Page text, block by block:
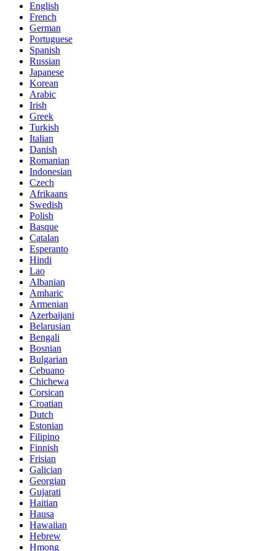
English
French
German
Portuguese
Spanish
Russian
Japanese
Korean
Arabic
Irish
Greek
Turkish
Italian
Danish
Romanian
Indonesian
Czech
Afrikaans
Swedish
Polish
Basque
Catalan
Esperanto
Hindi
Lao
Albanian
Amharic
Armenian
Azerbaijani
Belarusian
Bengali
Bosnian
Bulgarian
Cebuano
Chichewa
Corsican
Croatian
Dutch
Estonian
Filipino
Finnish
Frisian
Galician
Georgian
Gujarati
Haitian
Hausa
Hawaiian
Hebrew
Hmong